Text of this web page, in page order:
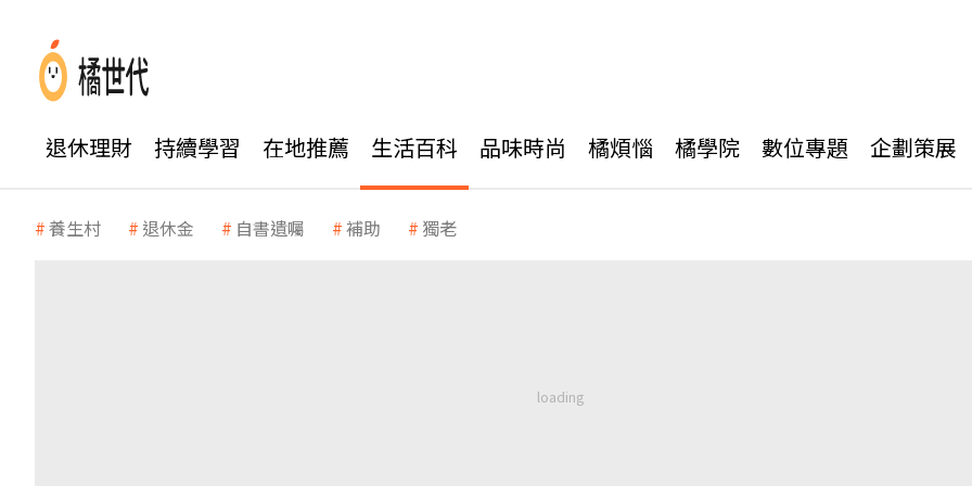
退休理財 持續學習 在地推薦 生活百科 品味時尚 橘煩惱 橘學院 數位專題 企劃策展
養生村 退休金 自書遺囑 補助 獨老